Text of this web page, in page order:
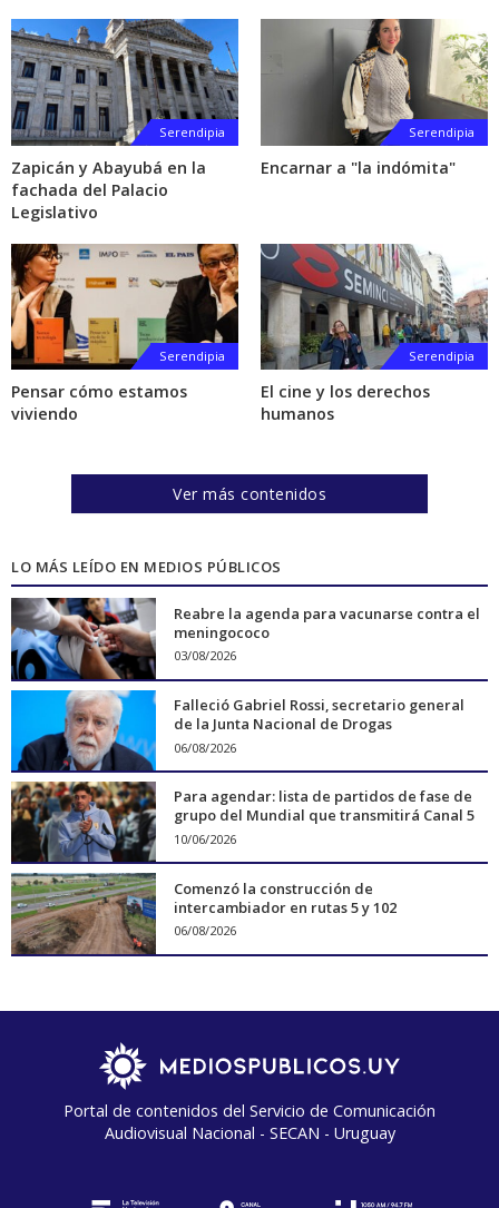
Serendipia
Zapicán y Abayubá en la
fachada del Palacio
Legislativo
Serendipia
Encarnar a "la indómita"
Serendipia
Pensar cómo estamos
viviendo
Serendipia
El cine y los derechos
humanos
Ver más contenidos
LO MÁS LEÍDO EN MEDIOS PÚBLICOS
Reabre la agenda para vacunarse contra el
meningococo
03/08/2026
Falleció Gabriel Rossi, secretario general
de la Junta Nacional de Drogas
06/08/2026
Para agendar: lista de partidos de fase de
grupo del Mundial que transmitirá Canal 5
10/06/2026
Comenzó la construcción de
intercambiador en rutas 5 y 102
06/08/2026
Portal de contenidos del Servicio de Comunicación
Audiovisual Nacional - SECAN - Uruguay